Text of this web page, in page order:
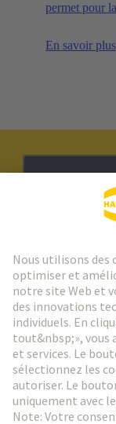
permet pour
En savoir plus
Aller à
Social Media